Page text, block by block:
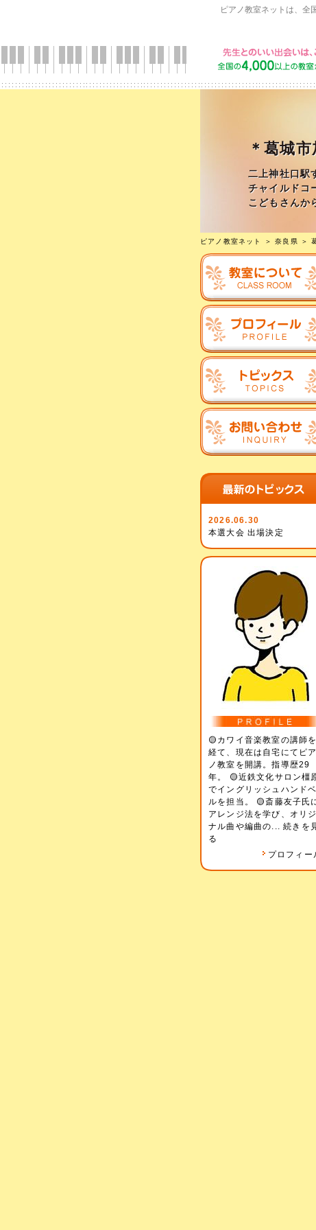
ピアノ教室ネットは、全
＊葛城
二上神社口駅
チャイルドコ
こどもさんか
ピアノ教室ネット ＞奈良県 ＞
2026.06.30
本選大会 出場決定
🟡カワイ音楽教室の講師を
経て、現在は自宅にてピア
ノ教室を開講。指導歴29
年。 🟡近鉄文化サロン橿
でイングリッシュハンドベ
ルを担当。 🟡斎藤友子氏
アレンジ法を学び、オリジ
ナル曲や編曲の...続きを
る
プロフィー